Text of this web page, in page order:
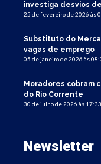
investiga desvios
25 de fevereiro de 2026 às
Substituto do
vagas de emprego
05 de janeiro de 2026 às
Moradores cobram
do Rio Corrente
30 de julho de 2026 às 17:33
Newsletter